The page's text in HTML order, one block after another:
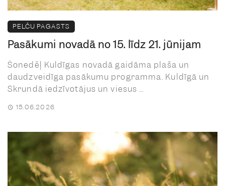
PELČU PAGASTS
Pasākumi novadā no 15. līdz 21. jūnijam
Šonedēļ Kuldīgas novadā gaidāma plaša un
daudzveidīga pasākumu programma. Kuldīgā un
Skrundā iedzīvotājus un viesus ...
15.06.2026